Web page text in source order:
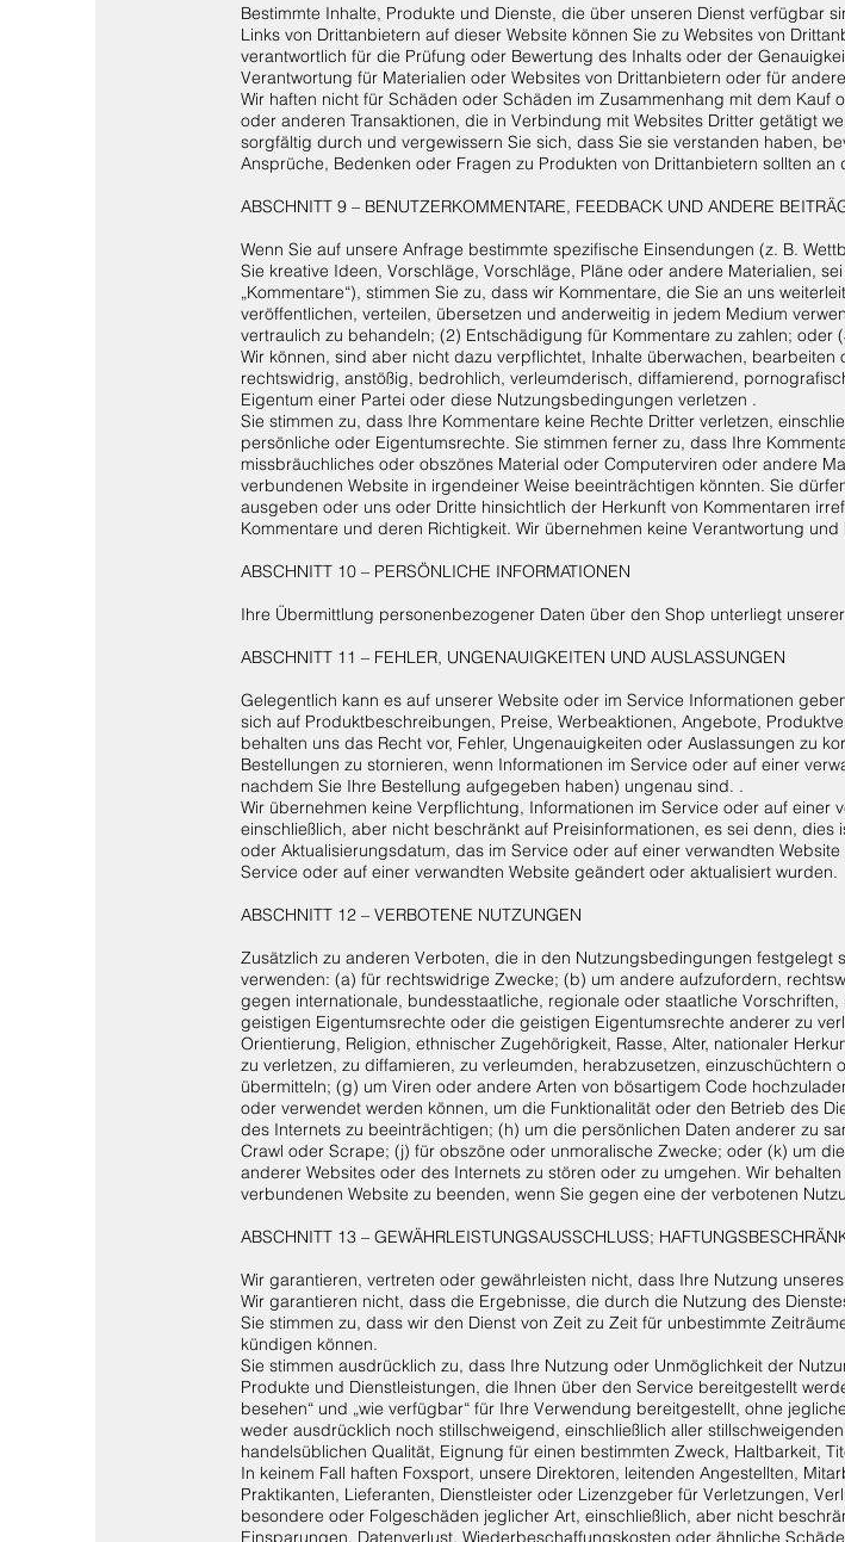
Bestimmte Inhalte, Produkte und Dienste, die über unseren Dienst verfügbar
Links von Drittanbietern auf dieser Website können Sie zu Websites von
verantwortlich für die Prüfung oder Bewertung des Inhalts oder der
Verantwortung für Materialien oder Websites von Drittanbietern oder für
Wir haften nicht für Schäden oder Schäden im Zusammenhang mit dem Kauf
oder anderen Transaktionen, die in Verbindung mit Websites Dritter getätigt
sorgfältig durch und vergewissern Sie sich, dass Sie sie verstanden haben,
Ansprüche, Bedenken oder Fragen zu Produkten von Drittanbietern sollten
ABSCHNITT 9 – BENUTZERKOMMENTARE, FEEDBACK UND ANDERE
Wenn Sie auf unsere Anfrage bestimmte spezifische Einsendungen (z. B.
Sie kreative Ideen, Vorschläge, Vorschläge, Pläne oder andere Materialien,
„Kommentare“), stimmen Sie zu, dass wir Kommentare, die Sie an uns
veröffentlichen, verteilen, übersetzen und anderweitig in jedem Medium
vertraulich zu behandeln; (2) Entschädigung für Kommentare zu zahlen; oder
Wir können, sind aber nicht dazu verpflichtet, Inhalte überwachen,
rechtswidrig, anstößig, bedrohlich, verleumderisch, diffamierend,
Eigentum einer Partei oder diese Nutzungsbedingungen verletzen .
Sie stimmen zu, dass Ihre Kommentare keine Rechte Dritter verletzen,
persönliche oder Eigentumsrechte. Sie stimmen ferner zu, dass Ihre
missbräuchliches oder obszönes Material oder Computerviren oder andere
verbundenen Website in irgendeiner Weise beeinträchtigen könnten. Sie
ausgeben oder uns oder Dritte hinsichtlich der Herkunft von Kommentaren
Kommentare und deren Richtigkeit. Wir übernehmen keine Verantwortung
ABSCHNITT 10 – PERSÖNLICHE INFORMATIONEN
Ihre Übermittlung personenbezogener Daten über den Shop unterliegt
ABSCHNITT 11 – FEHLER, UNGENAUIGKEITEN UND AUSLASSUNGEN
Gelegentlich kann es auf unserer Website oder im Service Informationen
sich auf Produktbeschreibungen, Preise, Werbeaktionen, Angebote,
behalten uns das Recht vor, Fehler, Ungenauigkeiten oder Auslassungen zu
Bestellungen zu stornieren, wenn Informationen im Service oder auf einer
nachdem Sie Ihre Bestellung aufgegeben haben) ungenau sind. .
Wir übernehmen keine Verpflichtung, Informationen im Service oder auf
einschließlich, aber nicht beschränkt auf Preisinformationen, es sei denn,
oder Aktualisierungsdatum, das im Service oder auf einer verwandten
Service oder auf einer verwandten Website geändert oder aktualisiert wurden.
ABSCHNITT 12 – VERBOTENE NUTZUNGEN
Zusätzlich zu anderen Verboten, die in den Nutzungsbedingungen festgelegt
verwenden: (a) für rechtswidrige Zwecke; (b) um andere aufzufordern,
gegen internationale, bundesstaatliche, regionale oder staatliche
geistigen Eigentumsrechte oder die geistigen Eigentumsrechte anderer zu
Orientierung, Religion, ethnischer Zugehörigkeit, Rasse, Alter, nationaler
zu verletzen, zu diffamieren, zu verleumden, herabzusetzen,
übermitteln; (g) um Viren oder andere Arten von bösartigem Code
oder verwendet werden können, um die Funktionalität oder den Betrieb des
des Internets zu beeinträchtigen; (h) um die persönlichen Daten anderer zu
Crawl oder Scrape; (j) für obszöne oder unmoralische Zwecke; oder (k) um
anderer Websites oder des Internets zu stören oder zu umgehen. Wir
verbundenen Website zu beenden, wenn Sie gegen eine der verbotenen
ABSCHNITT 13 – GEWÄHRLEISTUNGSAUSSCHLUSS;
Wir garantieren, vertreten oder gewährleisten nicht, dass Ihre Nutzung
Wir garantieren nicht, dass die Ergebnisse, die durch die Nutzung des
Sie stimmen zu, dass wir den Dienst von Zeit zu Zeit für unbestimmte
kündigen können.
Sie stimmen ausdrücklich zu, dass Ihre Nutzung oder Unmöglichkeit der
Produkte und Dienstleistungen, die Ihnen über den Service bereitgestellt
besehen“ und „wie verfügbar“ für Ihre Verwendung bereitgestellt, ohne
weder ausdrücklich noch stillschweigend, einschließlich aller
handelsüblichen Qualität, Eignung für einen bestimmten Zweck, Haltbarkeit,
In keinem Fall haften Foxsport, unsere Direktoren, leitenden Angestellten,
Praktikanten, Lieferanten, Dienstleister oder Lizenzgeber für Verletzungen,
besondere oder Folgeschäden jeglicher Art, einschließlich, aber nicht
Einsparungen, Datenverlust, Wiederbeschaffungskosten oder ähnliche